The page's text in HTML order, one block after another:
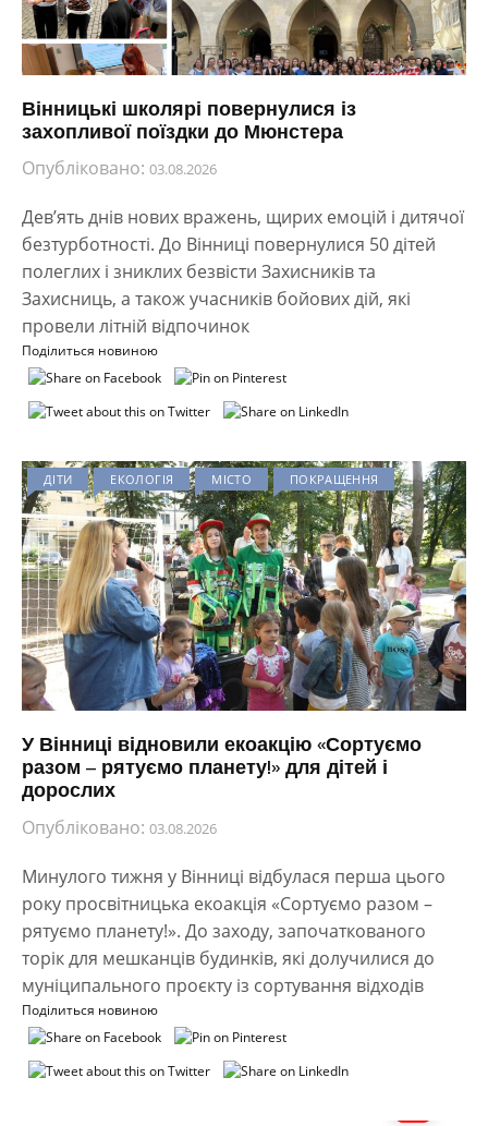
Вінницькі школярі повернулися із
захопливої поїздки до Мюнстера
Опубліковано: 03.08.2026
Дев’ять днів нових вражень, щирих емоцій і дитячої
безтурботності. До Вінниці повернулися 50 дітей
полеглих і зниклих безвісти Захисників та
Захисниць, а також учасників бойових дій, які
провели літній відпочинок
Поділиться новиною
ДІТИ ЕКОЛОГІЯ МІСТО ПОКРАЩЕННЯ
У Вінниці відновили екоакцію «Сортуємо
разом – рятуємо планету!» для дітей і
дорослих
Опубліковано: 03.08.2026
Минулого тижня у Вінниці відбулася перша цього
року просвітницька екоакція «Сортуємо разом –
рятуємо планету!». До заходу, започаткованого
торік для мешканців будинків, які долучилися до
муніципального проєкту із сортування відходів
Поділиться новиною